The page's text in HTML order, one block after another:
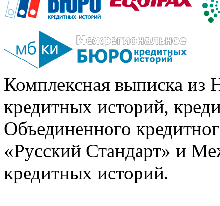
Комплексная выписка из
кредитных историй,
Объединенного
«Русский Стандарт» и
кредитных историй.